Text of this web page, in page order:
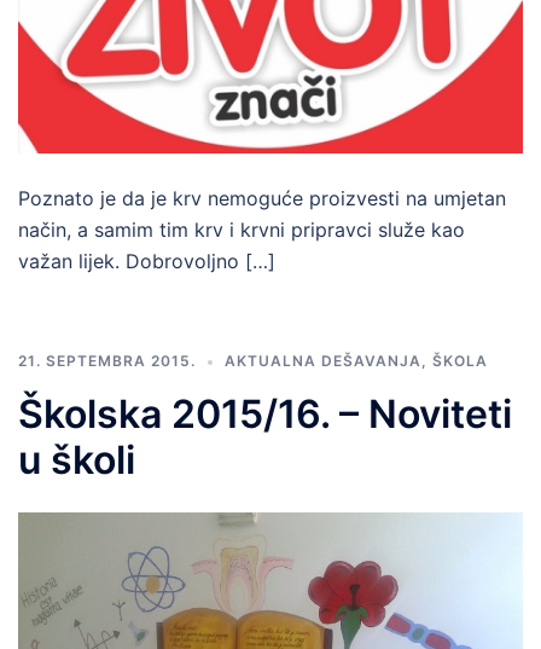
Poznato je da je krv nemoguće proizvesti na umjetan
način, a samim tim krv i krvni pripravci služe kao
važan lijek. Dobrovoljno […]
21. SEPTEMBRA 2015. AKTUALNA DEŠAVANJA, ŠKOLA
Školska 2015/16. – Noviteti
u školi